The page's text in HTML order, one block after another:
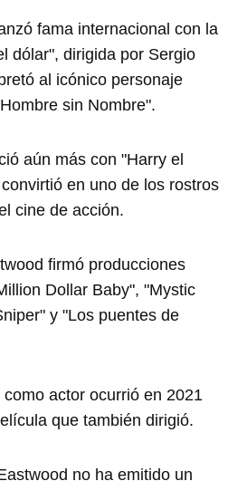
fama internacional con la
dólar", dirigida por Sergio
al icónico personaje
sin Nombre".
aún más con "Harry el
en uno de los rostros
cine de acción.
firmó producciones
Dollar Baby", "Mystic
y "Los puentes de
actor ocurrió en 2021
que también dirigió.
no ha emitido un